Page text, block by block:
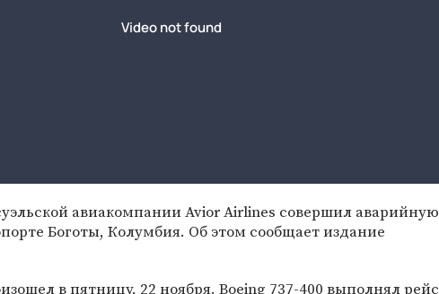
авиакомпании Avior Airlines совершил аварийную
Боготы, Колумбия. Об этом сообщает издание
в пятницу, 22 ноября. Boeing 737-400 выполнял рейс